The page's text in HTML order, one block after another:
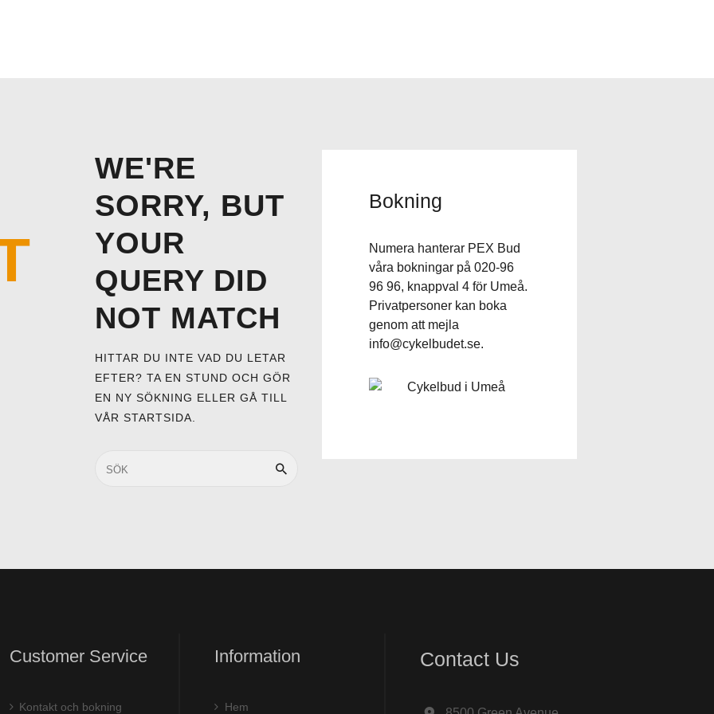
WE'RE
SORRY, BUT
YOUR
QUERY DID
NOT MATCH
HITTAR DU INTE VAD DU LETAR
EFTER? TA EN STUND OCH GÖR
EN NY SÖKNING ELLER GÅ TILL
VÅR STARTSIDA
Bokning
Numera hanterar PEX Bud
våra bokningar på 020-96
96 96, knappval 4 för Umeå.
Privatpersoner kan boka
genom att mejla
info@cykelbudet.se.
Customer Service
Kontakt och bokning
Information
Hem
Contact Us